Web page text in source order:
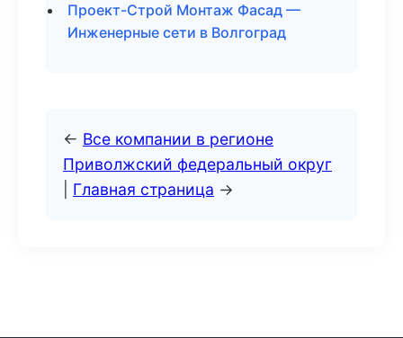
Проект-Строй Монтаж Фасад —
Инженерные сети в Волгоград
← Все компании в регионе
Приволжский федеральный округ
Главная страница →